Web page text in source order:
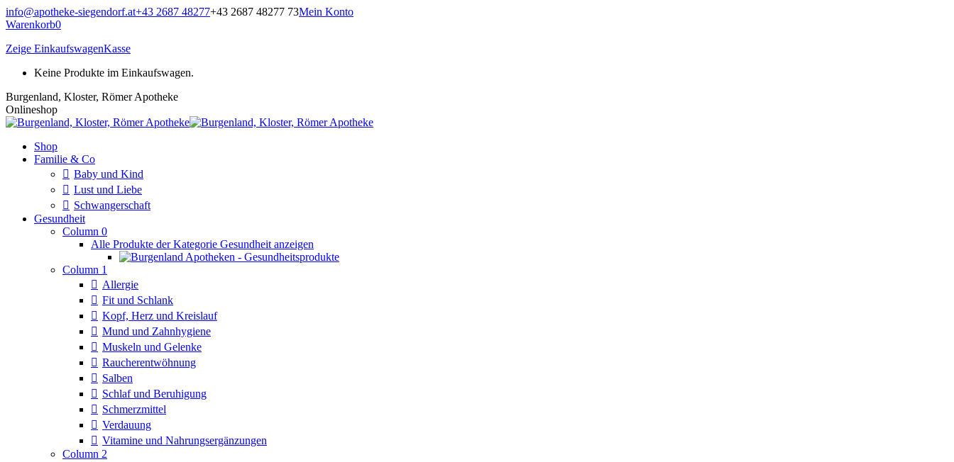
Zum
Inhalt
info@apotheke-siegendorf.at+43 2687 48277+43 2687 48277 73Mein Konto
Warenkorb0
Zeige EinkaufswagenKasse
Keine Produkte im Einkaufswagen.
Burgenland, Kloster, Römer Apotheke
Onlineshop
Shop
Familie & Co
Baby und Kind
Lust und Liebe
Schwangerschaft
Gesundheit
Column 0
Alle Produkte der Kategorie Gesundheit anzeigen
Column 1
Allergie
Fit und Schlank
Kopf, Herz und Kreislauf
Mund und Zahnhygiene
Muskeln und Gelenke
Raucherentwöhnung
Salben
Schlaf und Beruhigung
Schmerzmittel
Verdauung
Vitamine und Nahrungsergänzungen
Column 2